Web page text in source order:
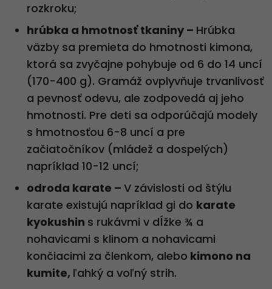
rozkroku;
hrúbka a hmotnosť tkaniny – Hrúbka
väzby sa premieta do hmotnosti kimona,
ktorá sa zvyčajne pohybuje od 6 do 14 uncí
(170-400 g). Gramáž ovplyvňuje trvanlivosť
a pevnosť odevu, ale zodpovedá aj jeho
hmotnosti. Pre deti sa odporúčajú modely
s hmotnosťou 6-8 uncí a pre
začiatočníkov (mládež a dospelých)
napríklad 10-12 uncí;
odroda karate – V závislosti od štýlu
karate existujú napríklad gi do karate
kyokushin s rukávmi v dĺžke ¾ a
nohavicami s klinom a nohavicami
končiacimi za členkom, alebo kimono na
kumite, ľahký a voľný strih.